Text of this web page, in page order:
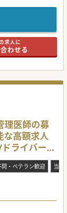
まで、
求人に
わせる
理医師の募
な高額求人
ライバーあ
・ベテラン歓迎 当直